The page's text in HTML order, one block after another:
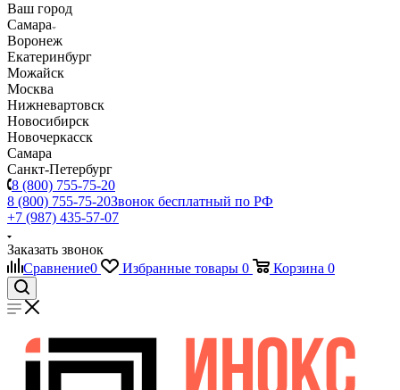
Ваш город
Самара
Воронеж
Екатеринбург
Можайск
Москва
Нижневартовск
Новосибирск
Новочеркасск
Самара
Санкт-Петербург
8 (800) 755-75-20
8 (800) 755-75-20Звонок бесплатный по РФ
+7 (987) 435-57-07
Заказать звонок
Сравнение0 Избранные товары 0 Корзина 0